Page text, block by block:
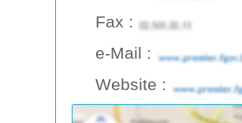
Fax :
e-Mail :
Website :